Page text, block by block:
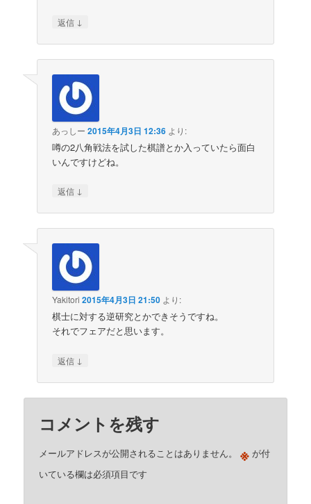
返信 ↓
あっしー 2015年4月3日 12:36 より:
噂の2八角戦法を試した棋譜とか入っていたら面白
いんですけどね。
返信 ↓
Yakitori 2015年4月3日 21:50 より:
棋士に対する逆研究とかできそうですね。
それでフェアだと思います。
返信 ↓
コメントを残す
メールアドレスが公開されることはありません。 ※ が付
いている欄は必須項目です